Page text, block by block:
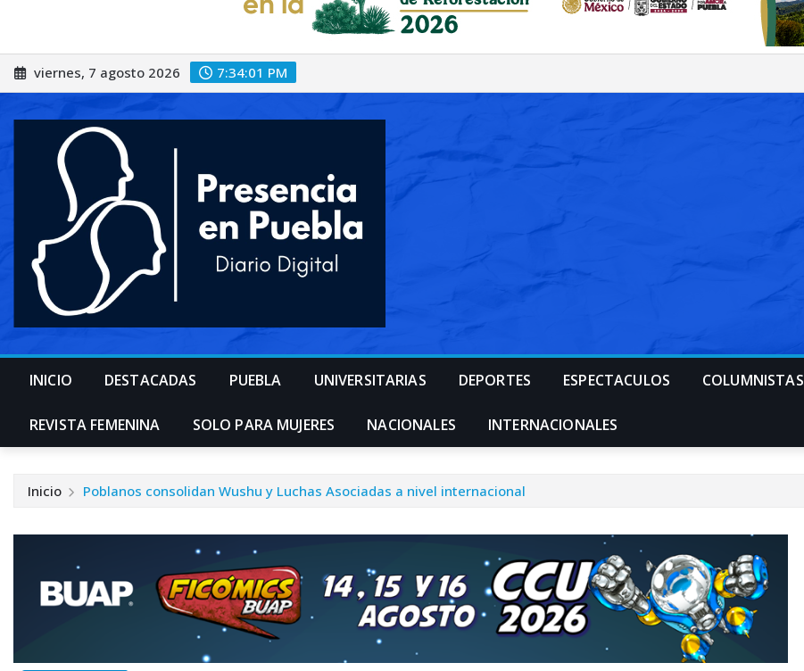
Saltar
al
viernes, 7 agosto 2026 7:34:04 PM
INICIO DESTACADAS PUEBLA UNIVERSITARIAS DEPORTES ESPECTACULOS COLUMNISTAS
REVISTA FEMENINA SOLO PARA MUJERES NACIONALES INTERNACIONALES
Inicio Poblanos consolidan Wushu y Luchas Asociadas a nivel internacional